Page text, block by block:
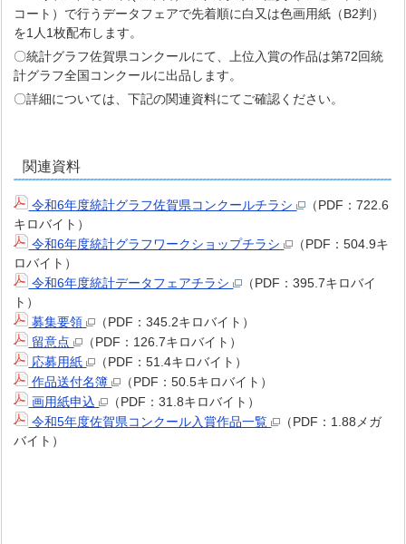
コート）で行うデータフェアで先着順に白又は色画用紙（B2判）
を1人1枚配布します。
〇統計グラフ佐賀県コンクールにて、上位入賞の作品は第72回統
計グラフ全国コンクールに出品します。
〇詳細については、下記の関連資料にてご確認ください。
関連資料
令和6年度統計グラフ佐賀県コンクールチラシ
（PDF：722.6
キロバイト）
令和6年度統計グラフワークショップチラシ
（PDF：504.9キ
ロバイト）
令和6年度統計データフェアチラシ
（PDF：395.7キロバイ
ト）
募集要領
（PDF：345.2キロバイト）
留意点
（PDF：126.7キロバイト）
応募用紙
（PDF：51.4キロバイト）
作品送付名簿
（PDF：50.5キロバイト）
画用紙申込
（PDF：31.8キロバイト）
令和5年度佐賀県コンクール入賞作品一覧
（PDF：1.88メガ
バイト）